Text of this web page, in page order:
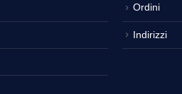
Ordini
Indirizzi